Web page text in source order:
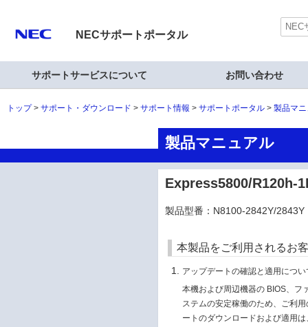
NECサポートポータル
サポートサービスについて お問い合わせ
トップ サポート・ダウンロード サポート情報 サポートポータル 製品マ
製品マニュアル
Express5800/R120h-
製品型番：N8100-2842Y/2843Y
本製品をご利用されるお
アップデートの確認と適用につい
本機および周辺機器の BIOS、フ
ステムの安定稼働のため、ご利
ートのダウンロードおよび適用